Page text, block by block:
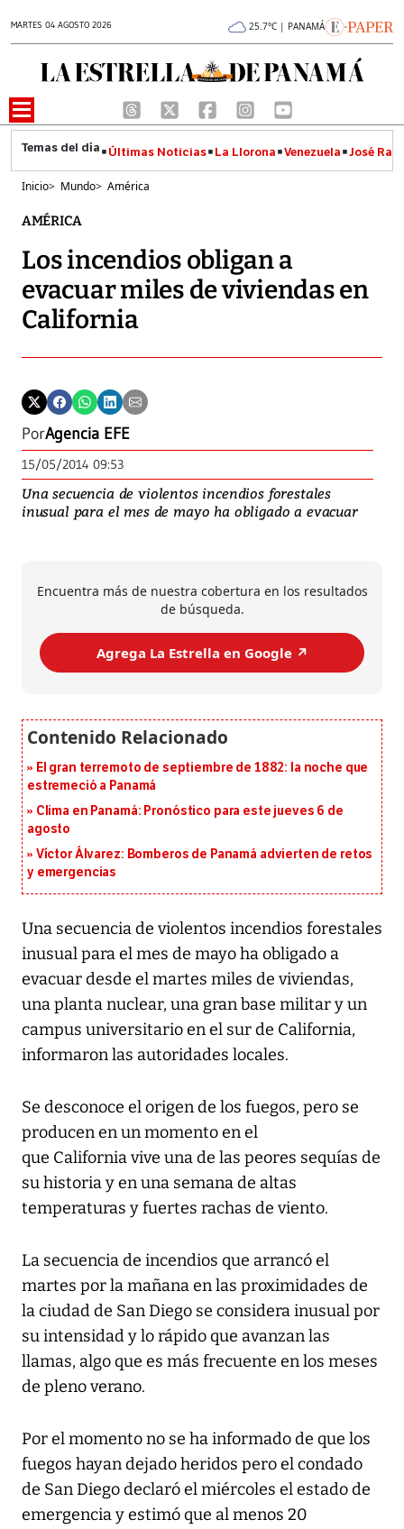
MARTES 04 AGOSTO 2026 25.7°C | PANAMÁ
Últimas Noticias La Llorona Venezuela José
Inicio> Mundo> América
AMÉRICA
Los incendios obligan a
evacuar miles de viviendas en
California
PorAgencia EFE
15/05/2014 09:53
Una secuencia de violentos incendios forestales
inusual para el mes de mayo ha obligado a evacuar
Encuentra más de nuestra cobertura en los resultados
de búsqueda.
Agrega La Estrella en Google ↗️
El gran terremoto de septiembre de 1882: la noche que
estremeció a Panamá
Clima en Panamá: Pronóstico para este jueves 6 de
agosto
Víctor Álvarez: Bomberos de Panamá advierten de retos
y emergencias
Una secuencia de violentos incendios forestales
inusual para el mes de mayo ha obligado a
evacuar desde el martes miles de viviendas,
una planta nuclear, una gran base militar y un
campus universitario en el sur de California,
informaron las autoridades locales.
Se desconoce el origen de los fuegos, pero se
producen en un momento en el
que California vive una de las peores sequías de
su historia y en una semana de altas
temperaturas y fuertes rachas de viento.
La secuencia de incendios que arrancó el
martes por la mañana en las proximidades de
la ciudad de San Diego se considera inusual por
su intensidad y lo rápido que avanzan las
llamas, algo que es más frecuente en los meses
de pleno verano.
Por el momento no se ha informado de que los
fuegos hayan dejado heridos pero el condado
de San Diego declaró el miércoles el estado de
emergencia y estimó que al menos 20